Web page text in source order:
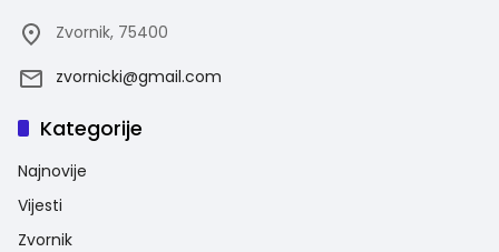
Zvornik, 75400
zvornicki@gmail.com
Kategorije
Najnovije
Vijesti
Zvornik